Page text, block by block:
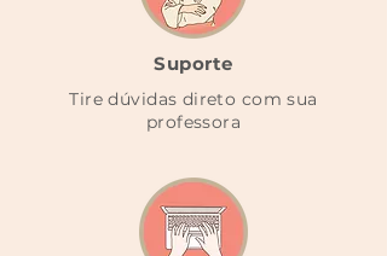
Suporte
Tire dúvidas direto com sua
professora